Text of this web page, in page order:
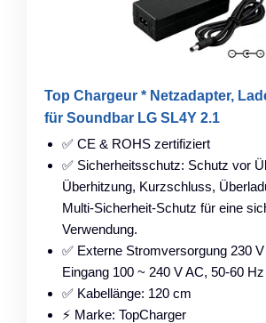
Top Chargeur * Netzadapter,
für Soundbar LG SL4Y 2.1
✅ CE & ROHS zertifiziert
✅ Sicherheitsschutz: Schutz vor
Überhitzung, Kurzschluss,
Multi-Sicherheit-Schutz für eine
Verwendung.
✅ Externe Stromversorgung 230
Eingang 100 ~ 240 V AC, 50-60 Hz
✅ Kabellänge: 120 cm
⚡ Marke: TopCharger